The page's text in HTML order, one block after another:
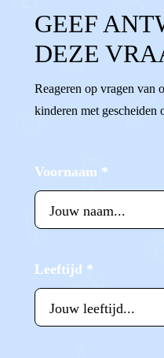
GEEF
DEZE
Reageren op vragen van
kinderen met gescheiden
Voornaam *
Leeftijd *